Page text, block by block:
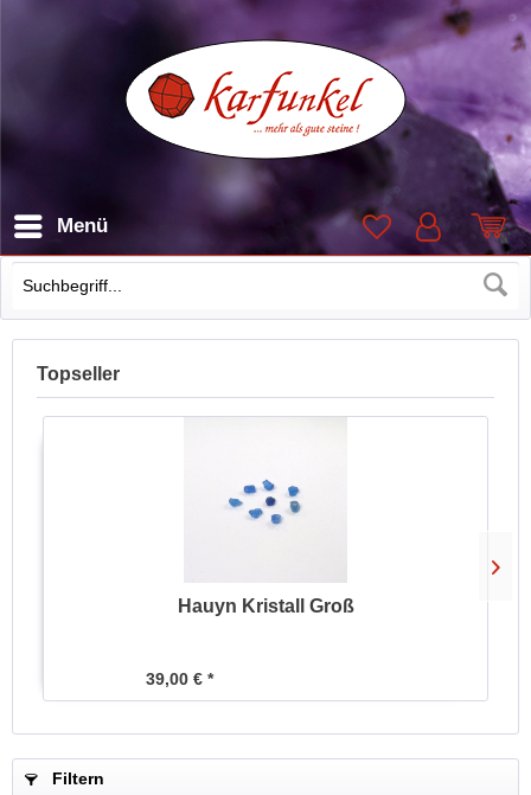
Suchen
Menü
Topseller
Hauyn Kristall Groß
39,00 € *
Filtern